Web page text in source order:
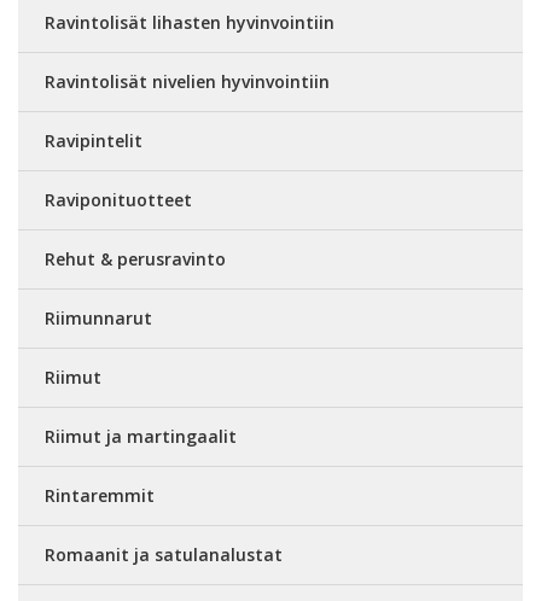
Ravintolisät lihasten hyvinvointiin
Ravintolisät nivelien hyvinvointiin
Ravipintelit
Raviponituotteet
Rehut & perusravinto
Riimunnarut
Riimut
Riimut ja martingaalit
Rintaremmit
Romaanit ja satulanalustat